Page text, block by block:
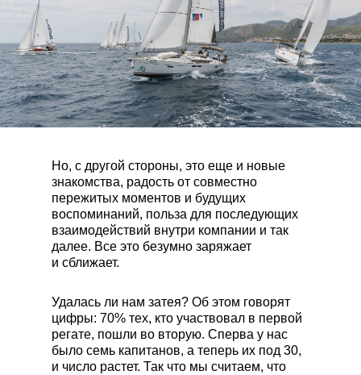
Но, с другой стороны, это еще и новые
знакомства, радость от совместно
пережитых моментов и будущих
воспоминаний, польза для последующих
взаимодействий внутри компании и так
далее. Все это безумно заряжает
и сближает.
Удалась ли нам затея? Об этом говорят
цифры: 70% тех, кто участвовал в первой
регате, пошли во вторую. Сперва у нас
было семь капитанов, а теперь их под 30,
и число растет. Так что мы считаем, что